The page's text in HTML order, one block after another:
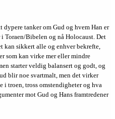
tanker om Gud og hvem Han er
Toraen/Bibelen og nå Holocaust. Det
kan sikkert alle og enhver bekrefte,
som kan virke mer eller mindre
starter veldig balansert og godt, og
blir noe svartmalt, men det virker
i troen, tross omstendigheter og hva
mot Gud og Hans framtredener